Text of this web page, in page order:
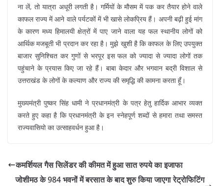
ना लें, तो यात्रा अधूरी लगती है। गर्मियों के मौसम में पक कर तैयार होने वाले
काफल राज्य में आने वाले पर्यटकों में भी खासे लोकप्रिय हैं। अपनी बढ़ी हुई मांग
के कारण मध्य हिमालयी क्षेत्रों में पाए जाने वाला यह फल स्थानीय लोगों को
आर्थिक मजबूती भी प्रदान कर रहा है। मुझे खुशी है कि काफल के लिए उपयुक्त
बाजार सुनिश्चित कर गुणों से भरपूर इस फल को ज्यादा से ज्यादा लोगों तक
पहुंचाने के प्रयास किए जा रहे हैं। बाबा केदार और भगवान बद्री विशाल से
उत्तराखंड के लोगों के कल्याण और राज्य की समृद्धि की कामना करता हूँ।
मुख्यमंत्री पुष्कर सिंह धामी ने प्रधानमंत्री के पत्र हेतु हार्दिक आभार व्यक्त
करते हुए कहा है कि प्रधानमंत्री के इन स्नेहपूर्ण शब्दों से हमारा तथा समस्त
राज्यवासियो का उत्साहवर्धन हुआ है।
कमर्शियल गैस सिलेंडर की कीमत में हुआ सात रुपये का इजाफा
जोशीमठ के 984 भवनों में बरसात के बाद शुरु किया जाएगा रेट्रोफिटिंग